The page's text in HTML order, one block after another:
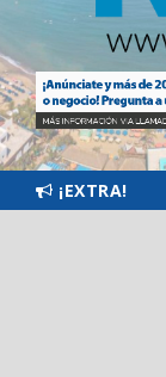
¡EXTRA!